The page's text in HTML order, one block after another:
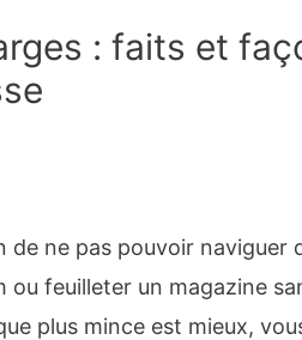
: faits et
de ne pas pouvoir naviguer
ou feuilleter un magazine
plus mince est mieux,